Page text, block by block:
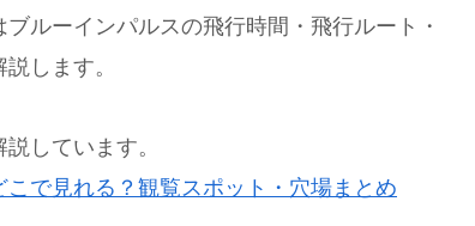
ルーインパルスの飛行時間・飛行ルート・
します。
しています。
で見れる？観覧スポット・穴場まとめ